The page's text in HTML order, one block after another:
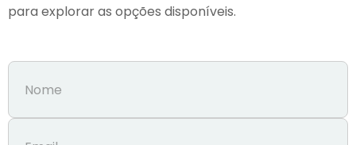
para explorar as opções disponíveis.